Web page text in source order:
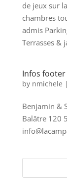
de jeux sur
chambres
admis
Terrasses &
Infos footer
by nmichele |
Benjamin &
Balâtre 120